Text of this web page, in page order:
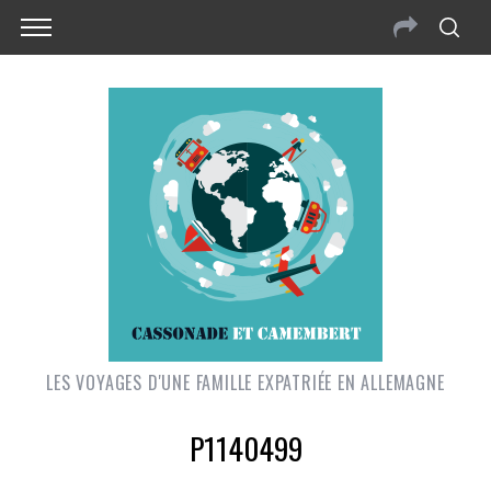
LES VOYAGES D'UNE FAMILLE EXPATRIÉE EN ALLEMAGNE
P1140499